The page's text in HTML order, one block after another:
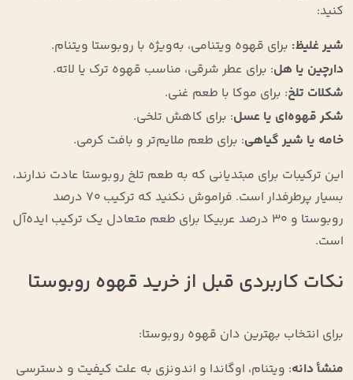
کنید:
شیر غلیظ: برای قهوه ویتنامی، به‌ویژه با روبوستا ویتنام.
دارچین یا هل: برای عطر شرقی، مناسب قهوه ترک یا لاته.
شکلات تلخ: برای موکا با طعم غنی.
شکر قهوه‌ای یا عسل: برای کاهش تلخی.
خامه یا شیر گیاهی: برای طعم ملایم‌تر و بافت کرمی.
این ترکیبات برای مبتدیانی که به طعم تلخ روبوستا عادت ندارند،
بسیار پرطرفدار است. فراموش نکنید که ترکیب ۷۰ درصد
روبوستا و ۳۰ درصد عربیکا برای طعم متعادل یک ترکیب ایده‌آل
است.
نکات کاربردی قبل از خرید قهوه روبوستا
برای انتخاب بهترین دان قهوه روبوستا:
منشأ دانه: ویتنام، اوگاندا و اندونزی به علت کیفیت و دسترسی